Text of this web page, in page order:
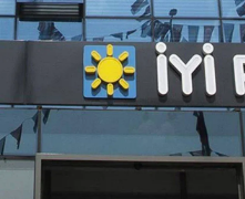
TEKNOLOJİ
YAŞAM
YEREL YÖNETİMLER